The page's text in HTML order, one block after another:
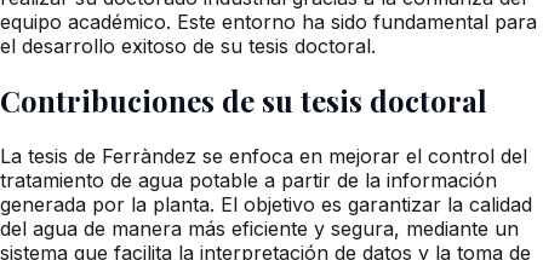
equipo académico. Este entorno ha sido fundamental para
el desarrollo exitoso de su tesis doctoral.
Contribuciones de su tesis doctoral
La tesis de Ferràndez se enfoca en mejorar el control del
tratamiento de agua potable a partir de la información
generada por la planta. El objetivo es garantizar la calidad
del agua de manera más eficiente y segura, mediante un
sistema que facilita la interpretación de datos y la toma de